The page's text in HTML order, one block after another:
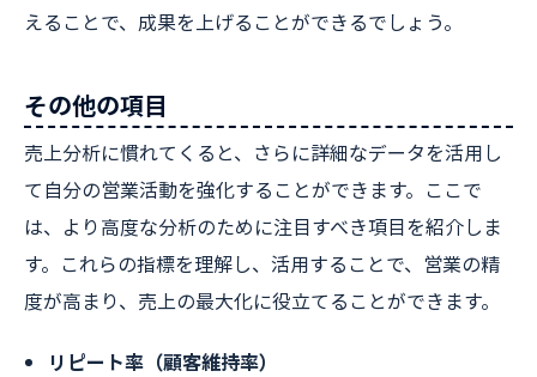
えることで、成果を上げることができるでしょう。
その他の項目
売上分析に慣れてくると、さらに詳細なデータを活用し
て自分の営業活動を強化することができます。ここで
は、より高度な分析のために注目すべき項目を紹介しま
す。これらの指標を理解し、活用することで、営業の精
度が高まり、売上の最大化に役立てることができます。
リピート率（顧客維持率）